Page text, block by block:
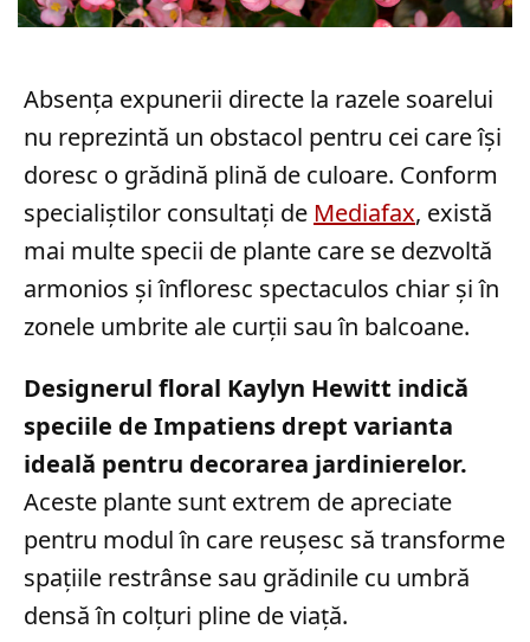
Absența expunerii directe la razele soarelui
nu reprezintă un obstacol pentru cei care își
doresc o grădină plină de culoare. Conform
specialiștilor consultați de Mediafax, există
mai multe specii de plante care se dezvoltă
armonios și înfloresc spectaculos chiar și în
zonele umbrite ale curții sau în balcoane.
Designerul floral Kaylyn Hewitt indică
speciile de Impatiens drept varianta
ideală pentru decorarea jardinierelor.
Aceste plante sunt extrem de apreciate
pentru modul în care reușesc să transforme
spațiile restrânse sau grădinile cu umbră
densă în colțuri pline de viață.